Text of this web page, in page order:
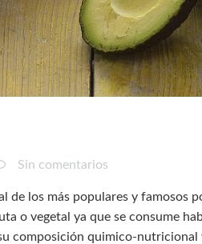
Sin comentarios
de los más populares y famosos
o vegetal ya que se consume
composición quimico-nutricional